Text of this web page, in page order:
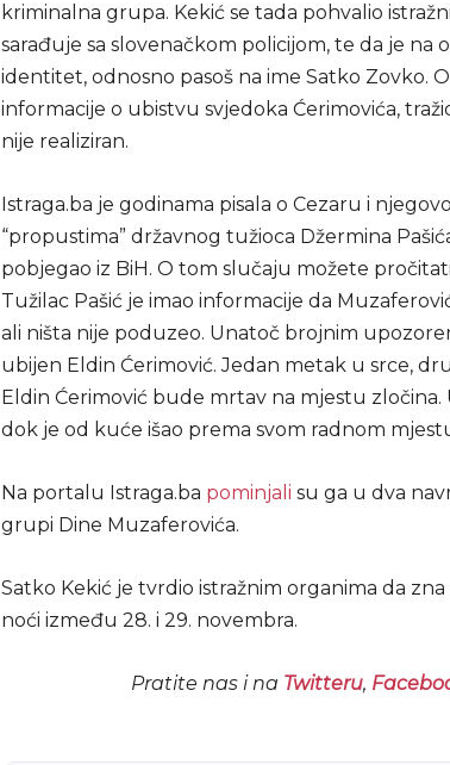
kriminalna grupa. Kekić se tada pohvalio
sarađuje sa slovenačkom policijom, te da je na
identitet, odnosno pasoš na ime Satko Zovko.
informacije o ubistvu svjedoka Ćerimovića,
nije realiziran.
Istraga.ba je godinama pisala o Cezaru i
“propustima” državnog tužioca Džermina
pobjegao iz BiH. O tom slučaju možete
Tužilac Pašić je imao informacije da
ali ništa nije poduzeo. Unatoč brojnim
ubijen Eldin Ćerimović. Jedan metak u srce,
Eldin Ćerimović bude mrtav na mjestu zločina.
dok je od kuće išao prema svom radnom
Na portalu Istraga.ba pominjali su ga u dva
grupi Dine Muzaferovića.
Satko Kekić je tvrdio istražnim organima da
noći između 28. i 29. novembra.
Pratite nas i na Twitteru,